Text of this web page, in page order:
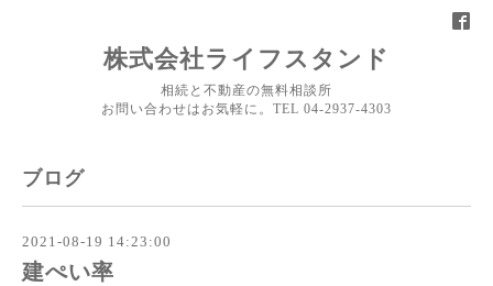
株式会社ライフスタンド
相続と不動産の無料相談所
お問い合わせはお気軽に。TEL 04-2937-4303
ブログ
2021-08-19 14:23:00
建ぺい率